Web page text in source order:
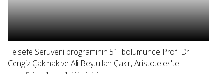
Felsefe Serüveni programının 51. bölümünde Prof. Dr.
Cengiz Çakmak ve Ali Beytullah Çakır, Aristoteles'te